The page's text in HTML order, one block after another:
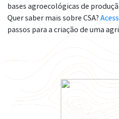
bases agroecológicas de
Quer saber mais sobre CSA?
passos para a criação de uma